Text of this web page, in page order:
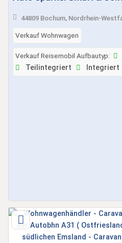
44809 Bochum, Nordrhein-
Verkauf Wohnwagen
Verkauf Reisemobil Aufbautyp:
Teilintegriert
Integriert